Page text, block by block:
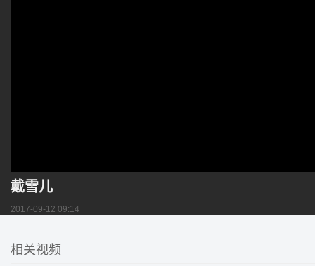
戴雪儿
2017-09-12 09:14
相关视频